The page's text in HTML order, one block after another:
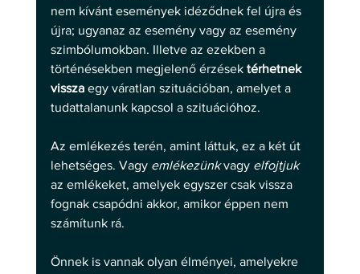
nem kívánt események idéződnek fel újra és
újra; ugyanaz az esemény vagy az esemény
szimbólumokban. Illetve az ezekben a
történésekben megjelenő érzések térhetnek
vissza egy váratlan szituációban, amelyet a
tudattalanunk kapcsol a szituációhoz.
Az emlékezés terén, amint láttuk, ez a két út
lehetséges. Vagy emlékezünk vagy elfojtjuk
az emlékeket, amelyek egyszer csak vissza
fognak csapódni akkor, amikor éppen nem
számítunk rá.
Önnek is vannak olyan élményei, amelyekre